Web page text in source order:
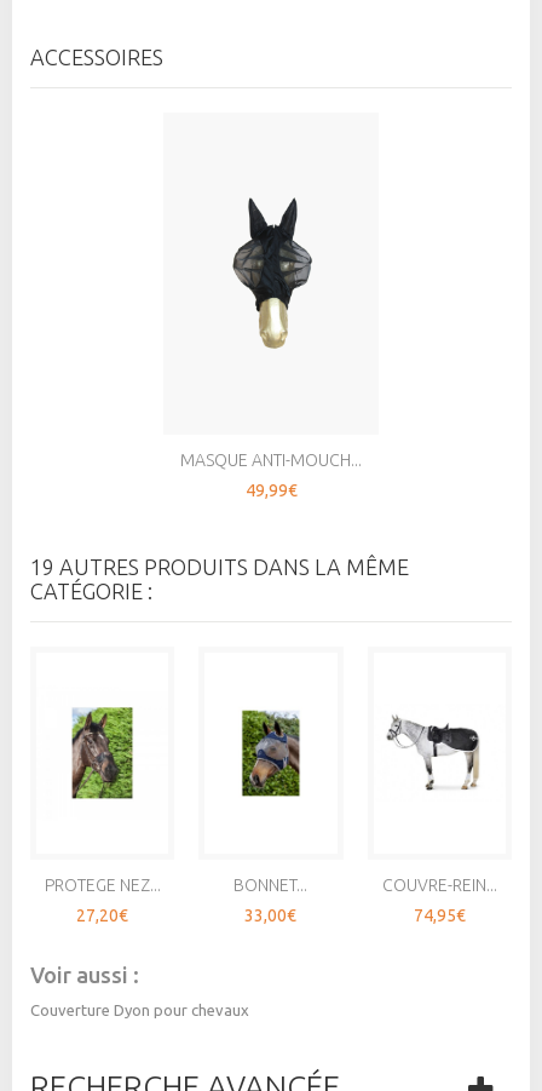
ACCESSOIRES
MASQUE ANTI-MOUCH...
49,99€
19 AUTRES PRODUITS DANS LA MÊME
CATÉGORIE :
PROTEGE NEZ...
27,20€
BONNET...
33,00€
COUVRE-REIN...
74,95€
Voir aussi :
Couverture Dyon pour chevaux